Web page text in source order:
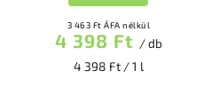
3 463 Ft ÁFA nélkül
4 398 Ft / db
4 398 Ft / 1 l